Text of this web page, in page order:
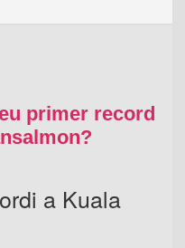
primer record
a Kuala